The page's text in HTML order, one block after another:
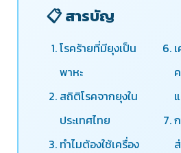
📋 สารบัญ
โรคร้ายที่มียุงเป็น
พาหะ
สถิติโรคจากยุงใน
ประเทศไทย
ทำไมต้องใช้เครื่อง